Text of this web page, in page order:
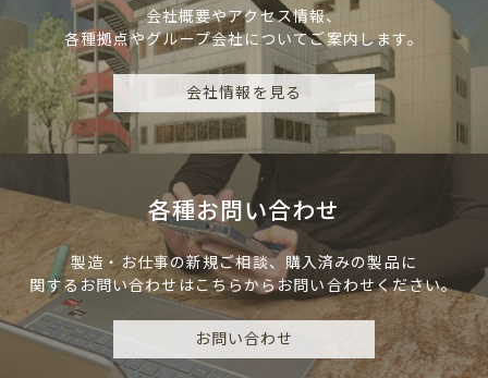
会社概要やアクセス情報、
各種拠点やグループ会社についてご案内します。
会社情報を見る
各種お問い合わせ
製造・お仕事の新規ご相談、 購入済みの製品に
関するお問い合わせはこちらからお問い合わせください。
お問い合わせ